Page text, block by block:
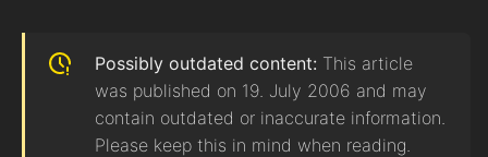
Possibly outdated content: This article
was published on 19. July 2006 and may
contain outdated or inaccurate information.
Please keep this in mind when reading.